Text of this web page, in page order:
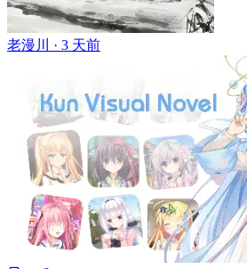
老漫川 · 3 天前